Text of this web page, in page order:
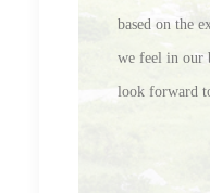
based on the
we feel in our
look forward